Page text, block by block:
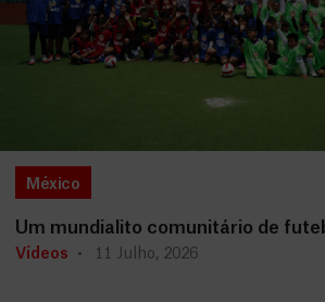
México
Um mundialito comunitário de
Vídeos 11 Julho, 2026